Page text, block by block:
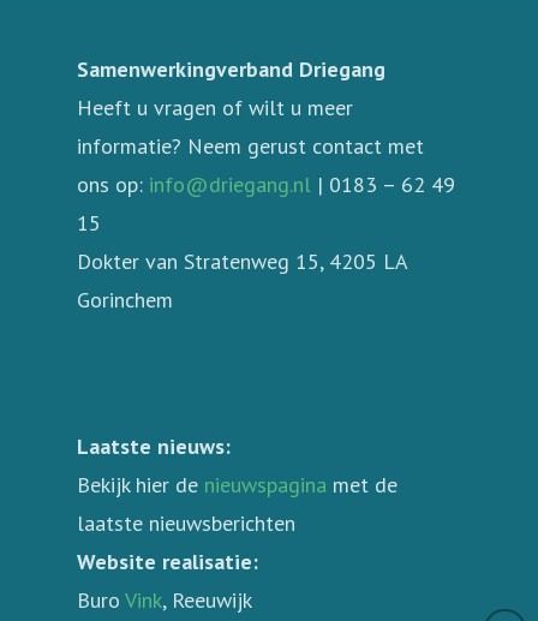
Samenwerkingverband Driegang
Heeft u vragen of wilt u meer
informatie? Neem gerust contact met
ons op: info@driegang.nl | 0183 – 62 49
15
Dokter van Stratenweg 15, 4205 LA
Gorinchem
Laatste nieuws:
Bekijk hier de nieuwspagina met de
laatste nieuwsberichten
Website realisatie:
BuroVink, Reeuwijk